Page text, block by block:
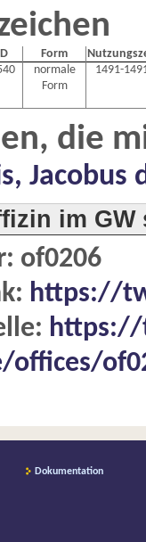
Form
normale
Form
1491-
die
Jacobus
im GW
of0206
https://
https://
offices/
Dokumentation